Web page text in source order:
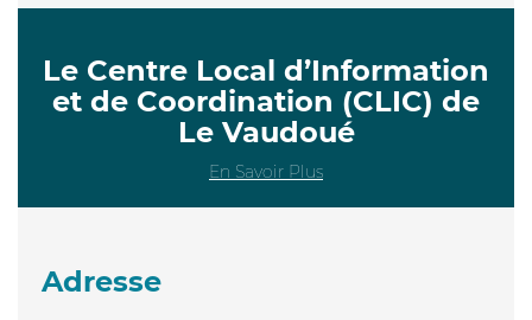
Le Centre Local d’Information
et de Coordination (CLIC) de
Le Vaudoué
En Savoir Plus
Adresse